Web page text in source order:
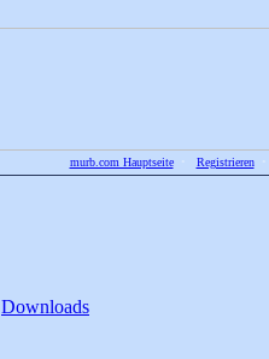
murb.com Hauptseite• Registrieren
Downloads